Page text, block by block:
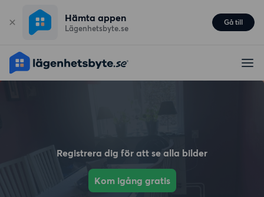
Hämta appen
Lägenhetsbyte.se
Gå till
Registrera dig för att se alla bilder
Kom igång gratis